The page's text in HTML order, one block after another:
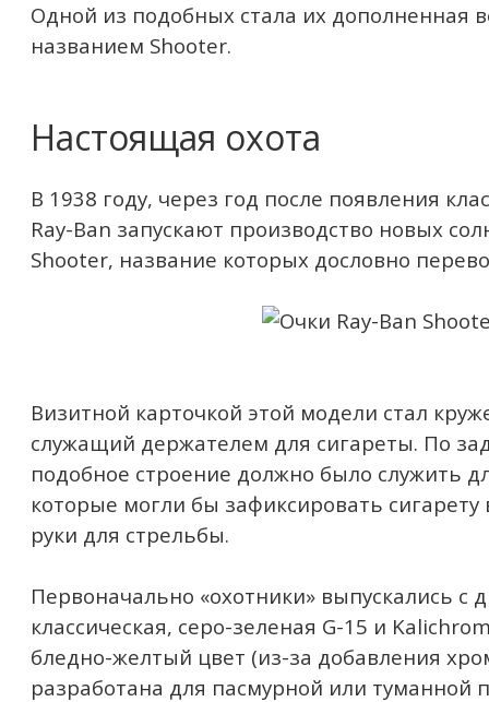
Одной из подобных стала их дополненная
названием Shooter.
Настоящая охота
В 1938 году, через год после появления
Ray-Ban запускают производство новых
Shooter, название которых дословно
Визитной карточкой этой модели стал
служащий держателем для сигареты. По
подобное строение должно было служить
которые могли бы зафиксировать сигарету
руки для стрельбы.
Первоначально «охотники» выпускались с
классическая, серо-зеленая G-15 и
бледно-желтый цвет (из-за добавления
разработана для пасмурной или туманной